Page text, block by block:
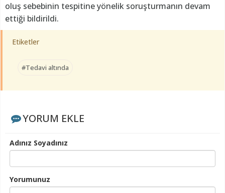
oluş sebebinin tespitine yönelik soruşturmanın devam
ettiği bildirildi.
Etiketler
#Tedavi altında
YORUM EKLE
Adınız Soyadınız
Yorumunuz